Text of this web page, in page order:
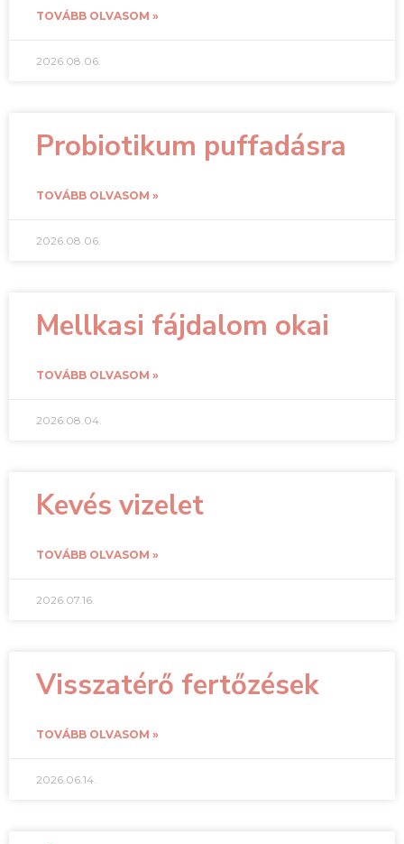
TOVÁBB OLVASOM »
2026.08.06.
Probiotikum puffadásra
TOVÁBB OLVASOM »
2026.08.06.
Mellkasi fájdalom okai
TOVÁBB OLVASOM »
2026.08.04.
Kevés vizelet
TOVÁBB OLVASOM »
2026.07.16.
Visszatérő fertőzések
TOVÁBB OLVASOM »
2026.06.14.